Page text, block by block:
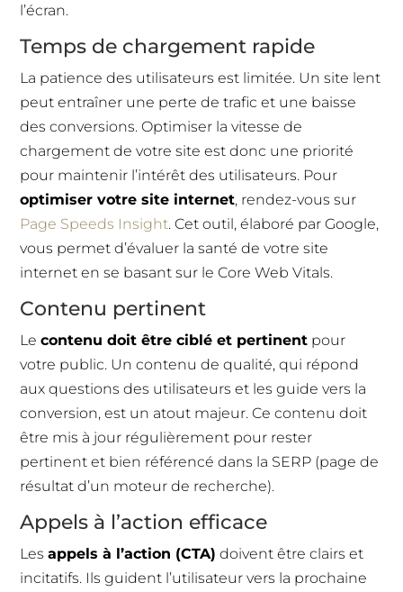
l’écran.
Temps de chargement rapide
La patience des utilisateurs est limitée. Un site lent
peut entraîner une perte de trafic et une baisse
des conversions. Optimiser la vitesse de
chargement de votre site est donc une priorité
pour maintenir l’intérêt des utilisateurs. Pour
optimiser votre site internet, rendez-vous sur
Page Speeds Insight. Cet outil, élaboré par Google,
vous permet d’évaluer la santé de votre site
internet en se basant sur le Core Web Vitals.
Contenu pertinent
Lecontenu doit être ciblé et pertinent pour
votre public. Un contenu de qualité, qui répond
aux questions des utilisateurs et les guide vers la
conversion, est un atout majeur. Ce contenu doit
être mis à jour régulièrement pour rester
pertinent et bien référencé dans la SERP (page de
résultat d’un moteur de recherche).
Appels à l’action efficace
Lesappels à l’action (CTA) doivent être clairs et
incitatifs. Ils guident l’utilisateur vers la prochaine